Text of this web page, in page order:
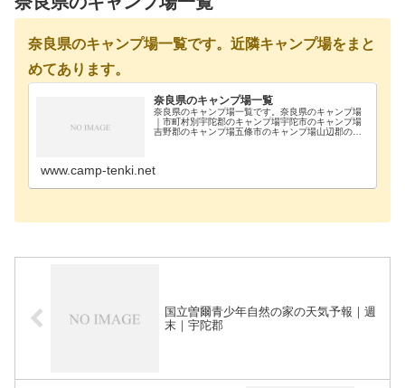
奈良県のキャンプ場一覧です。近隣キャンプ場をまと
めてあります。
奈良県のキャンプ場一覧
奈良県のキャンプ場一覧です。奈良県のキャンプ場
｜市町村別宇陀郡のキャンプ場宇陀市のキャンプ場
吉野郡のキャンプ場五條市のキャンプ場山辺郡のキ
www.camp-tenki.net
国立曽爾青少年自然の家の天気予報｜週
末｜宇陀郡